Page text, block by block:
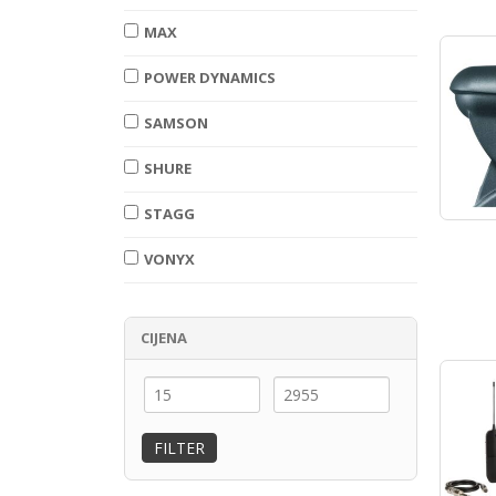
MAX
POWER DYNAMICS
SAMSON
SHURE
STAGG
VONYX
CIJENA
FILTER